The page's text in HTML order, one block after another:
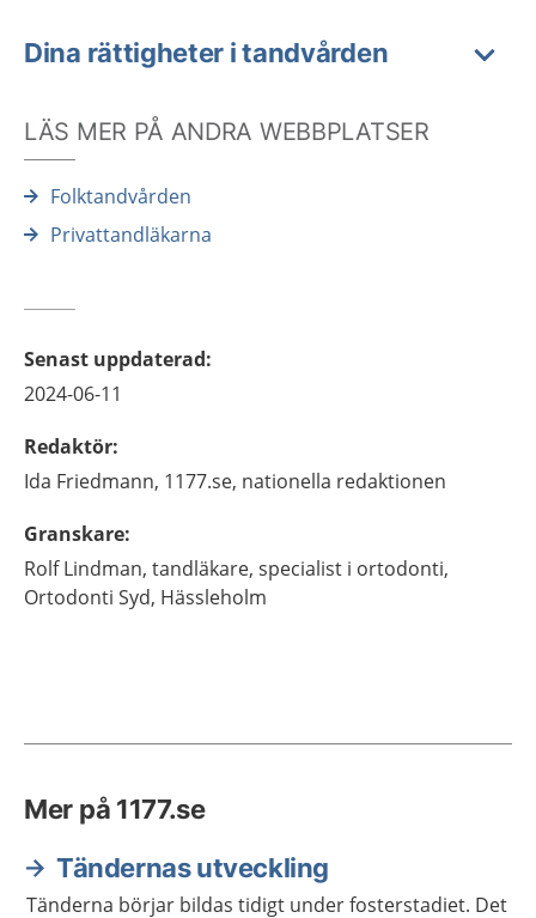
Dina rättigheter i tandvården
LÄS MER PÅ ANDRA WEBBPLATSER
Folktandvården
Privattandläkarna
Senast uppdaterad:
2024-06-11
Redaktör:
Ida Friedmann, 1177.se, nationella redaktionen
Granskare:
Rolf Lindman, tandläkare, specialist i ortodonti,
Ortodonti Syd, Hässleholm
Mer på 1177.se
Tändernas utveckling
Tänderna börjar bildas tidigt under fosterstadiet. Det